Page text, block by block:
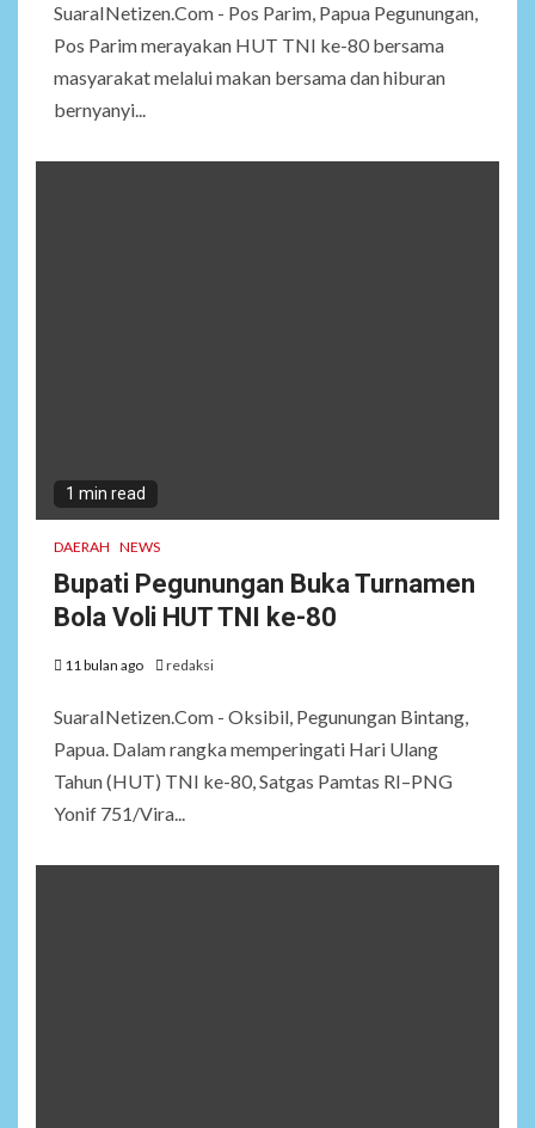
SuaraINetizen.Com - Pos Parim, Papua Pegunungan,
Pos Parim merayakan HUT TNI ke-80 bersama
masyarakat melalui makan bersama dan hiburan
bernyanyi...
1 min read
DAERAH NEWS
Bupati Pegunungan Buka Turnamen
Bola Voli HUT TNI ke-80
11 bulan ago redaksi
SuaraINetizen.Com - Oksibil, Pegunungan Bintang,
Papua. Dalam rangka memperingati Hari Ulang
Tahun (HUT) TNI ke-80, Satgas Pamtas RI–PNG
Yonif 751/Vira...